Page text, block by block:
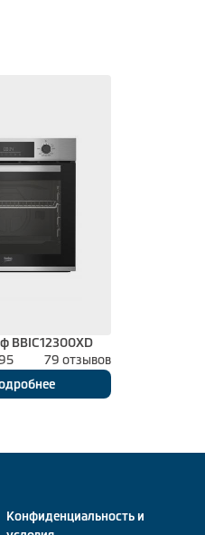
BBIC12300XD
79 отзывов
Конфиденциальность и